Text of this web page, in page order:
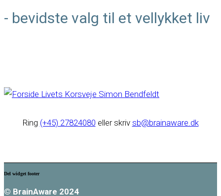
- bevidste valg til et vellykket liv
Ring (+45) 27824080 eller skriv sb@brainaware.dk
Del widget footer
© BrainAware 2024